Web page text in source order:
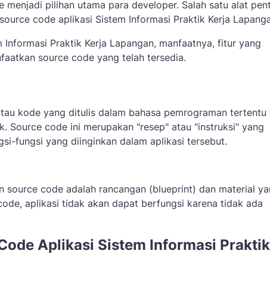
pilihan utama para developer. Salah satu alat
code aplikasi Sistem Informasi Praktik Kerja
Praktik Kerja Lapangan, manfaatnya, fitur yang
source code yang telah tersedia.
kode yang ditulis dalam bahasa pemrograman tertentu
Source code ini merupakan "resep" atau "instruksi" yang
fungsi yang diinginkan dalam aplikasi tersebut.
source code adalah rancangan (blueprint) dan material
aplikasi tidak akan dapat berfungsi karena tidak ada
Aplikasi Sistem Informasi Praktik